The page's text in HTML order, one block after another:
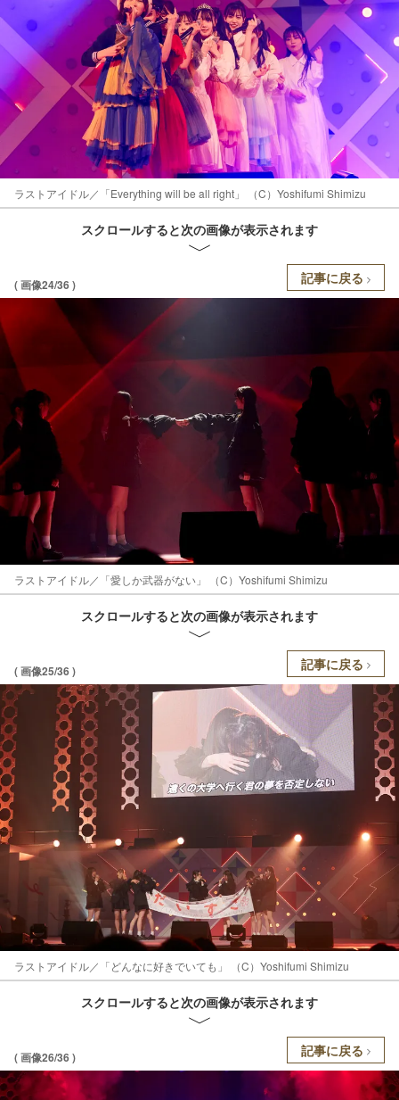
ラストアイドル／「Everything will be all right」 （C）Yoshifumi Shimizu
スクロールすると次の画像が表示されます
( 画像24/36 ) 記事に戻る
ラストアイドル／「愛しか武器がない」 （C）Yoshifumi Shimizu
スクロールすると次の画像が表示されます
( 画像25/36 ) 記事に戻る
ラストアイドル／「どんなに好きでいても」 （C）Yoshifumi Shimizu
スクロールすると次の画像が表示されます
( 画像26/36 ) 記事に戻る